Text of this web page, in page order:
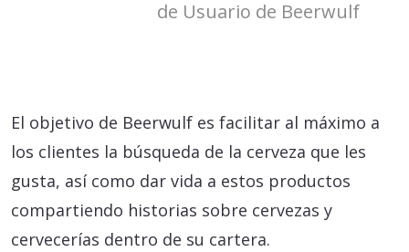
de Usuario de Beerwulf
El objetivo de Beerwulf es facilitar al máximo a
los clientes la búsqueda de la cerveza que les
gusta, así como dar vida a estos productos
compartiendo historias sobre cervezas y
cervecerías dentro de su cartera.